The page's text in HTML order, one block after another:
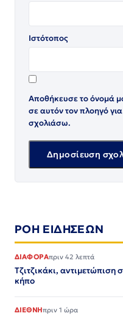
Ιστότοπος
Αποθήκευσε το όνομά
σε αυτόν τον πλοηγό
σχολιάσω.
ΡΟΗ ΕΙΔΗΣΕΩΝ
ΔΙΑΦΟΡΑπριν 42 λεπτά
Τζιτζικάκι, αντιμετώπιση
κήπο
ΔΙΕΘΝΗπριν 1 ώρα